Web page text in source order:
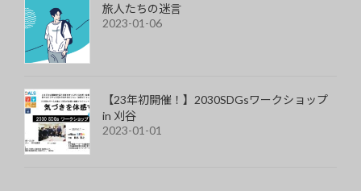
旅人たちの迷言
2023-01-06
【23年初開催！】2030SDGsワークショップ
in 刈谷
2023-01-01